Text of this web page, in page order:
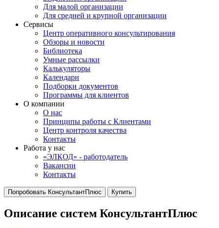
Для малой организации
Для средней и крупной организации
Сервисы
Центр оперативного консультирования
Обзоры и новости
Библиотека
Умные рассылки
Калькуляторы
Календари
Подборки документов
Программы для клиентов
О компании
О нас
Принципы работы с Клиентами
Центр контроля качества
Контакты
Работа у нас
«ЭЛКОД» - работодатель
Вакансии
Контакты
Попробовать КонсультантПлюс Купить
Описание систем КонсультантПлюс